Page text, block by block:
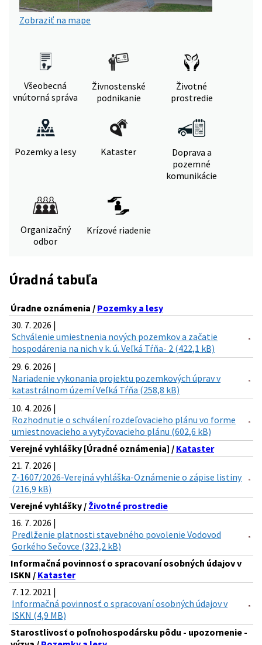
Zobraziť na mape
Všeobecná
vnútorná správa
Živnostenské
podnikanie
Životné
prostredie
Pozemky a lesy Kataster
Doprava a
pozemné
komunikácie
Organizačný
odbor
Krízové riadenie
Úradná tabuľa
Úradne oznámenia / Pozemky a lesy
30. 7. 2026 |
Schválenie umiestnenia nových pozemkov a začatie
hospodárenia na nich v k. ú. Veľká Tŕňa- 2 (422,1 kB)
29. 6. 2026 |
Nariadenie vykonania projektu pozemkových úprav v
katastrálnom území Veľká Tŕňa (258,8 kB)
10. 4. 2026 |
Rozhodnutie o schválení rozdeľovacieho plánu vo forme
umiestnovacieho a vytyčovacieho plánu (602,6 kB)
Verejné vyhlášky [Úradné oznámenia] / Kataster
21. 7. 2026 |
Z-1607/2026-Verejná vyhláška-Oznámenie o zápise listiny
(216,9 kB)
Verejné vyhlášky / Životné prostredie
16. 7. 2026 |
Predlženie platnosti stavebného povolenie Vodovod
Gorkého Sečovce (323,2 kB)
Informačná povinnosť o spracovaní osobných údajov v
ISKN / Kataster
7. 12. 2021 |
Informačná povinnosť o spracovaní osobných údajov v
ISKN (4,9 MB)
Starostlivosť o poľnohospodársku pôdu - upozornenie -